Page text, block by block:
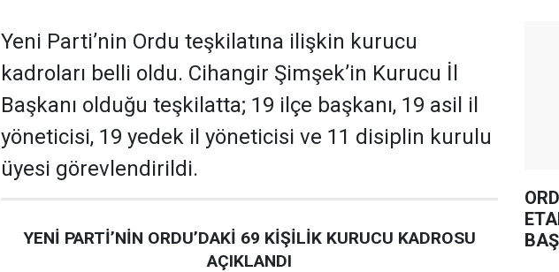
Yeni Parti’nin Ordu teşkilatına ilişkin kurucu
kadroları belli oldu. Cihangir Şimşek’in Kurucu İl
Başkanı olduğu teşkilatta; 19 ilçe başkanı, 19 asil il
yöneticisi, 19 yedek il yöneticisi ve 11 disiplin kurulu
üyesi görevlendirildi.
YENİ PARTİ’NİN ORDU’DAKİ 69 KİŞİLİK KURUCU KADROSU
AÇIKLANDI